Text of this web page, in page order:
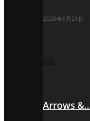
2026年6月21日
Arrows